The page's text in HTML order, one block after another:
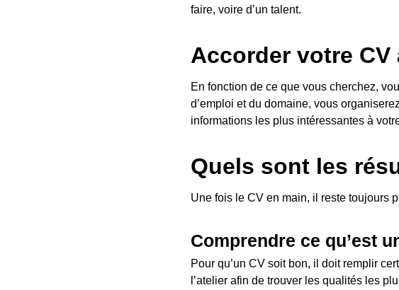
faire, voire d’un talent.
Accorder votre CV
En fonction de ce que vous cherchez,
d’emploi et du domaine, vous
informations les plus intéressantes à
Quels sont les
Une fois le CV en main, il reste toujours
Comprendre ce qu’est
Pour qu’un CV soit bon, il doit remplir
l’atelier afin de trouver les qualités les